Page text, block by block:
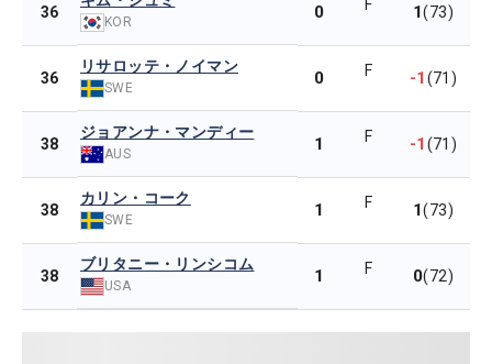
36
KOR 0 F 1(73)
36
リサロッテ・ノイマン
SWE 0 F -1(71)
38
ジョアンナ・マンディー
AUS 1 F -1(71)
38
カリン・コーク
SWE 1 F 1(73)
38
ブリタニー・リンシコム
USA 1 F 0(72)